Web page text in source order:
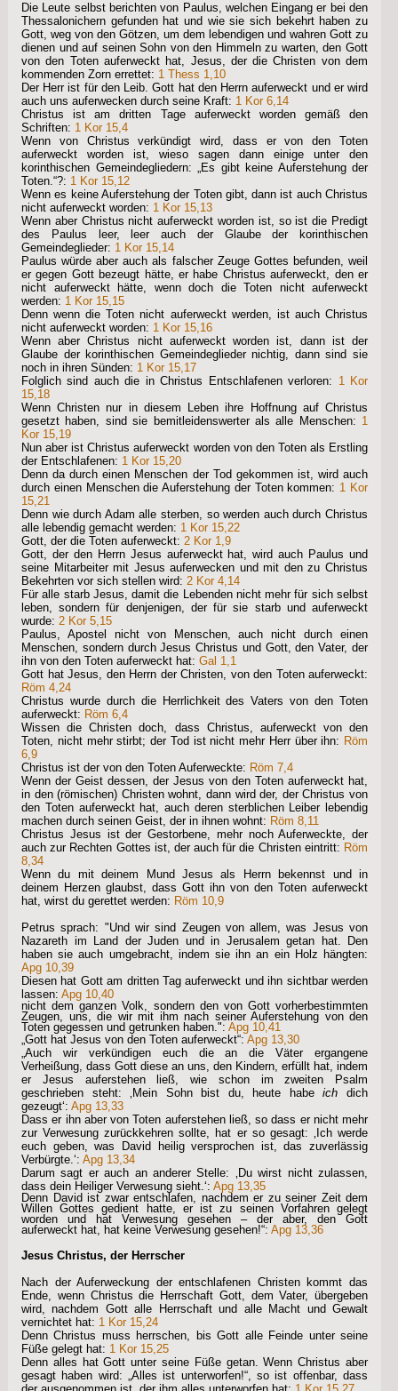
Die Leute selbst berichten von Paulus, welchen Eingang er bei den
Thessalonichern gefunden hat und wie sie sich bekehrt haben zu
Gott, weg von den Götzen, um dem lebendigen und wahren Gott zu
dienen und auf seinen Sohn von den Himmeln zu warten, den Gott
von den Toten auferweckt hat, Jesus, der die Christen von dem
kommenden Zorn errettet: 1 Thess 1,10
Der Herr ist für den Leib. Gott hat den Herrn auferweckt und er wird
auch uns auferwecken durch seine Kraft: 1 Kor 6,14
Christus ist am dritten Tage auferweckt worden gemäß den
Schriften: 1 Kor 15,4
Wenn von Christus verkündigt wird, dass er von den Toten
auferweckt worden ist, wieso sagen dann einige unter den
korinthischen Gemeindegliedern: „Es gibt keine Auferstehung der
Toten.“?: 1 Kor 15,12
Wenn es keine Auferstehung der Toten gibt, dann ist auch Christus
nicht auferweckt worden: 1 Kor 15,13
Wenn aber Christus nicht auferweckt worden ist, so ist die Predigt
des Paulus leer, leer auch der Glaube der korinthischen
Gemeindeglieder: 1 Kor 15,14
Paulus würde aber auch als falscher Zeuge Gottes befunden, weil
er gegen Gott bezeugt hätte, er habe Christus auferweckt, den er
nicht auferweckt hätte, wenn doch die Toten nicht auferweckt
werden: 1 Kor 15,15
Denn wenn die Toten nicht auferweckt werden, ist auch Christus
nicht auferweckt worden: 1 Kor 15,16
Wenn aber Christus nicht auferweckt worden ist, dann ist der
Glaube der korinthischen Gemeindeglieder nichtig, dann sind sie
noch in ihren Sünden: 1 Kor 15,17
Folglich sind auch die in Christus Entschlafenen verloren: 1 Kor
15,18
Wenn Christen nur in diesem Leben ihre Hoffnung auf Christus
gesetzt haben, sind sie bemitleidenswerter als alle Menschen: 1
Kor 15,19
Nun aber ist Christus auferweckt worden von den Toten als Erstling
der Entschlafenen: 1 Kor 15,20
Denn da durch einen Menschen der Tod gekommen ist, wird auch
durch einen Menschen die Auferstehung der Toten kommen: 1 Kor
15,21
Denn wie durch Adam alle sterben, so werden auch durch Christus
alle lebendig gemacht werden: 1 Kor 15,22
Gott, der die Toten auferweckt: 2 Kor 1,9
Gott, der den Herrn Jesus auferweckt hat, wird auch Paulus und
seine Mitarbeiter mit Jesus auferwecken und mit den zu Christus
Bekehrten vor sich stellen wird: 2 Kor 4,14
Für alle starb Jesus, damit die Lebenden nicht mehr für sich selbst
leben, sondern für denjenigen, der für sie starb und auferweckt
wurde: 2 Kor 5,15
Paulus, Apostel nicht von Menschen, auch nicht durch einen
Menschen, sondern durch Jesus Christus und Gott, den Vater, der
ihn von den Toten auferweckt hat: Gal 1,1
Gott hat Jesus, den Herrn der Christen, von den Toten auferweckt:
Röm 4,24
Christus wurde durch die Herrlichkeit des Vaters von den Toten
auferweckt: Röm 6,4
Wissen die Christen doch, dass Christus, auferweckt von den
Toten, nicht mehr stirbt; der Tod ist nicht mehr Herr über ihn: Röm
6,9
Christus ist der von den Toten Auferweckte: Röm 7,4
Wenn der Geist dessen, der Jesus von den Toten auferweckt hat,
in den (römischen) Christen wohnt, dann wird der, der Christus von
den Toten auferweckt hat, auch deren sterblichen Leiber lebendig
machen durch seinen Geist, der in ihnen wohnt: Röm 8,11
Christus Jesus ist der Gestorbene, mehr noch Auferweckte, der
auch zur Rechten Gottes ist, der auch für die Christen eintritt: Röm
8,34
Wenn du mit deinem Mund Jesus als Herrn bekennst und in
deinem Herzen glaubst, dass Gott ihn von den Toten auferweckt
hat, wirst du gerettet werden: Röm 10,9
Petrus sprach: "Und wir sind Zeugen von allem, was Jesus von
Nazareth im Land der Juden und in Jerusalem getan hat. Den
haben sie auch umgebracht, indem sie ihn an ein Holz hängten:
Apg 10,39
Diesen hat Gott am dritten Tag auferweckt und ihn sichtbar werden
lassen: Apg 10,40
nicht dem ganzen Volk, sondern den von Gott vorherbestimmten
Zeugen, uns, die wir mit ihm nach seiner Auferstehung von den
Toten gegessen und getrunken haben.": Apg 10,41
„Gott hat Jesus von den Toten auferweckt“: Apg 13,30
„Auch wir verkündigen euch die an die Väter ergangene
Verheißung, dass Gott diese an uns, den Kindern, erfüllt hat, indem
er Jesus auferstehen ließ, wie schon im zweiten Psalm
geschrieben steht: ‚Mein Sohn bist du, heute habeich dich
gezeugt‘: Apg 13,33
Dass er ihn aber von Toten auferstehen ließ, so dass er nicht mehr
zur Verwesung zurückkehren sollte, hat er so gesagt: ‚Ich werde
euch geben, was David heilig versprochen ist, das zuverlässig
Verbürgte.‘: Apg 13,34
Darum sagt er auch an anderer Stelle: ‚Du wirst nicht zulassen,
dass dein Heiliger Verwesung sieht.‘: Apg 13,35
Denn David ist zwar entschlafen, nachdem er zu seiner Zeit dem
Willen Gottes gedient hatte, er ist zu seinen Vorfahren gelegt
worden und hat Verwesung gesehen – der aber, den Gott
auferweckt hat, hat keine Verwesung gesehen!“: Apg 13,36
Jesus Christus, der Herrscher
Nach der Auferweckung der entschlafenen Christen kommt das
Ende, wenn Christus die Herrschaft Gott, dem Vater, übergeben
wird, nachdem Gott alle Herrschaft und alle Macht und Gewalt
vernichtet hat: 1 Kor 15,24
Denn Christus muss herrschen, bis Gott alle Feinde unter seine
Füße gelegt hat: 1 Kor 15,25
Denn alles hat Gott unter seine Füße getan. Wenn Christus aber
gesagt haben wird: „Alles ist unterworfen!“, so ist offenbar, dass